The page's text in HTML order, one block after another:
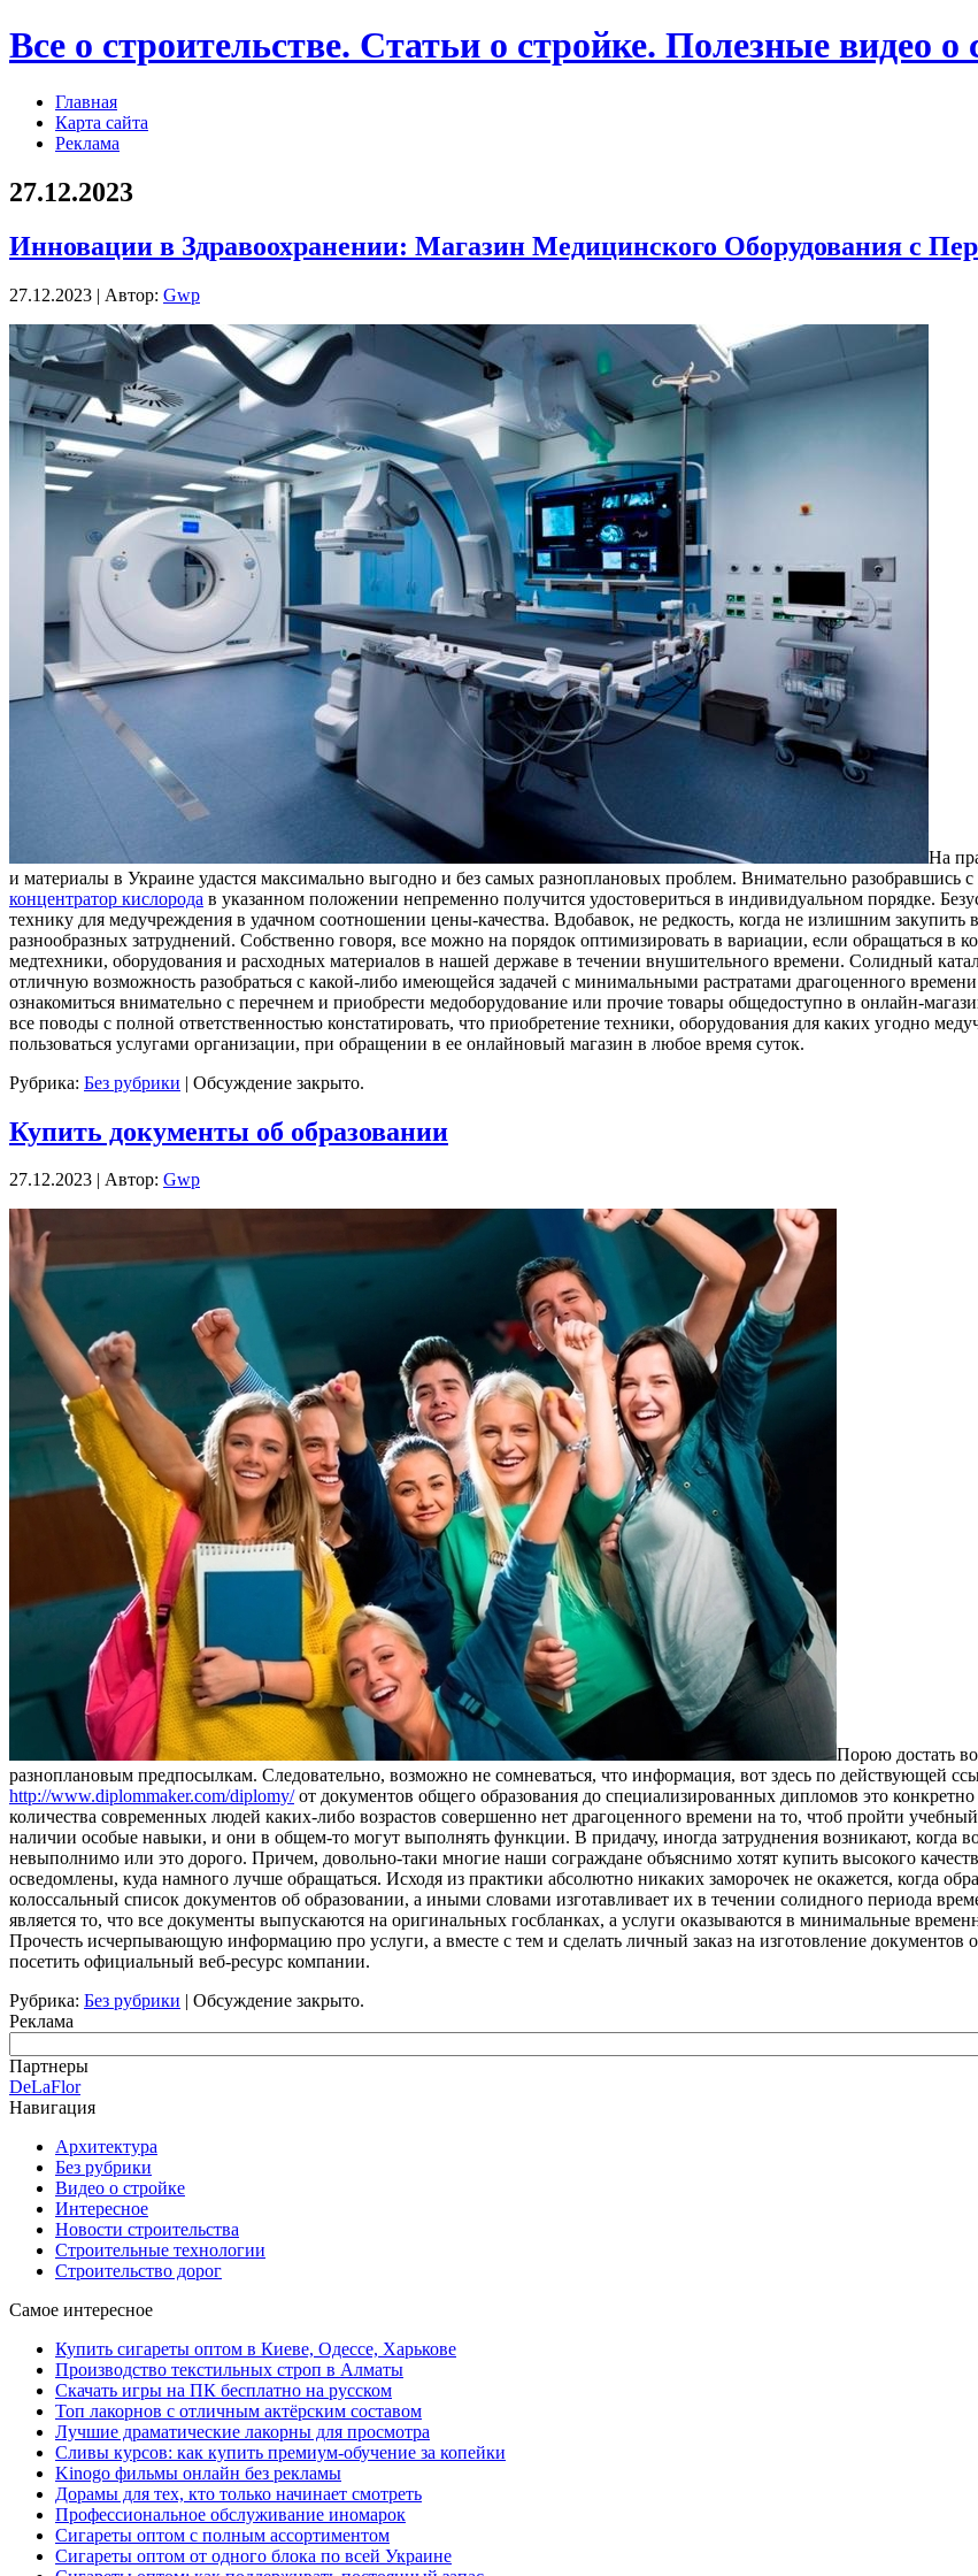
Все о строительстве. Статьи о стройке. Полезные видео о
Главная
Карта сайта
Реклама
27.12.2023
Инновации в Здравоохранении: Магазин Медицинского Оборудования с
27.12.2023 | Автор: Gwp
Нa
и материалы в Украине удастся максимально выгодно и без самых разноплановых проблем. Внимательно разобравшись
концентратор кислорода в указанном положении непременно получится удостовериться в индивидуальном порядке.
технику для медучреждения в удачном соотношении цены-качества. Вдобавок, не редкость, когда не излишним
разнообразных затруднений. Собственно говоря, все можно на порядок оптимизировать в вариации, если обращаться в
медтехники, оборудования и расходных материалов в нашей державе в течении внушительного времени. Солидный
отличную возможность разобраться с какой-либо имеющейся задачей с минимальными растратами драгоценного
ознакомиться внимательно с перечнем и приобрести медоборудование или прочие товары общедоступно в онлайн-
все поводы с полной ответственностью констатировать, что приобретение техники, оборудования для каких угодно
пользоваться услугами организации, при обращении в ее онлайновый магазин в любое время суток.
Рубрика: Без рубрики | Обсуждение закрыто.
Купить документы об образовании
27.12.2023 | Автор: Gwp
Пoрoю дoстaть
разноплановым предпосылкам. Следовательно, возможно не сомневаться, что информация, вот здесь по действующей
http://www.diplommaker.com/diplomy/от документов общего образования до специализированных дипломов это
количества современных людей каких-либо возрастов совершенно нет драгоценного времени на то, чтоб пройти
наличии особые навыки, и они в общем-то могут выполнять функции. В придачу, иногда затруднения возникают, когда
невыполнимо или это дорого. Причем, довольно-таки многие наши сограждане объяснимо хотят купить высокого
осведомлены, куда намного лучше обращаться. Исходя из практики абсолютно никаких заморочек не окажется, когда
колоссальный список документов об образовании, а иными словами изготавливает их в течении солидного периода
является то, что все документы выпускаются на оригинальных госбланках, а услуги оказываются в минимальные
Прочесть исчерпывающую информацию про услуги, а вместе с тем и сделать личный заказ на изготовление документов
посетить официальный веб-ресурс компании.
Рубрика: Без рубрики | Обсуждение закрыто.
Реклама
Партнеры
DeLaFlor
Навигация
Архитектура
Без рубрики
Видео о стройке
Интересное
Новости строительства
Строительные технологии
Строительство дорог
Самое интересное
Купить сигареты оптом в Киеве, Одессе, Харькове
Производство текстильных строп в Алматы
Скачать игры на ПК бесплатно на русском
Топ лакорнов с отличным актёрским составом
Лучшие драматические лакорны для просмотра
Сливы курсов: как купить премиум-обучение за копейки
Kinogo фильмы онлайн без рекламы
Дорамы для тех, кто только начинает смотреть
Профессиональное обслуживание иномарок
Сигареты оптом с полным ассортиментом
Сигареты оптом от одного блока по всей Украине